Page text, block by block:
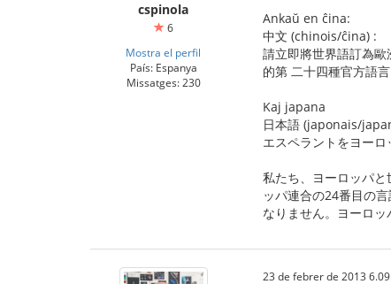
cspinola
6
Mostra el perfil
País: Espanya
Missatges: 230
Ankaŭ en ĉina:
中文 (chinois/ĉina) :
請立即將世界語訂為
的第 二十四種官方語
Kaj japana
日本語 (japonais/
エスペラントをヨーロ
私たち、ヨーロッパ
ッパ連合の24番目の
なりません。ヨーロッ
23 de febrer de 2013